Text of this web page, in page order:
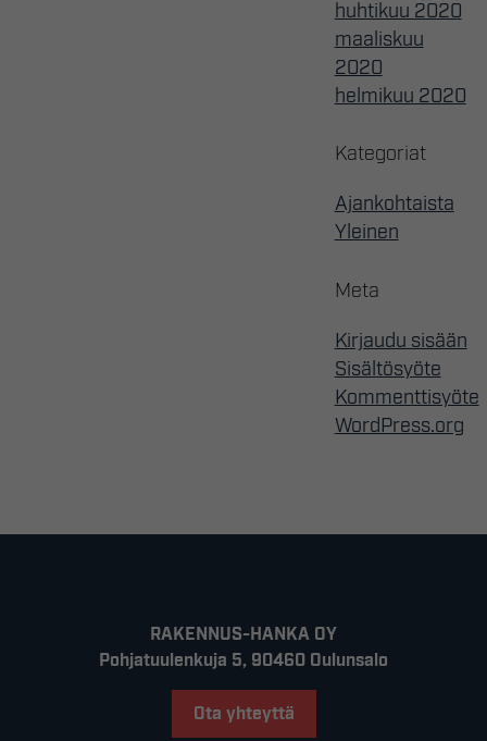
huhtikuu 2020
maaliskuu
2020
helmikuu 2020
Kategoriat
Ajankohtaista
Yleinen
Meta
Kirjaudu sisään
Sisältösyöte
Kommenttisyöte
WordPress.org
RAKENNUS-HANKA OY
Pohjatuulenkuja 5, 90460 Oulunsalo
Ota yhteyttä